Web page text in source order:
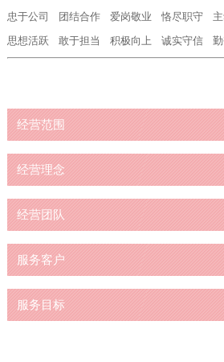
忠于公司 团结合作 爱岗敬业 恪尽职守 主
思想活跃 敢于担当 积极向上 诚实守信 勤
经营范围
经营理念
经营团队
服务客户
服务目标